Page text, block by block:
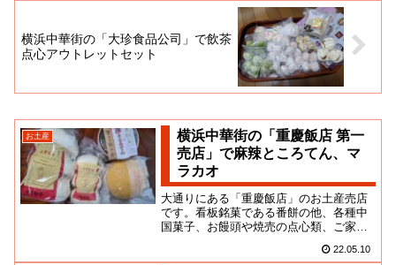
横浜中華街の「大珍食品公司」で飲茶
点心アウトレットセット
お土産
横浜中華街の「重慶飯店 第一
売店」で麻辣ところてん、マ
ラカオ
大通りにある「重慶飯店」のお土産売店
です。看板銘菓である番餅の他、各種中
国菓子、お饅頭や焼売の点心類、ご家庭
料など、一通りのお土産が揃っ... 22.05.10